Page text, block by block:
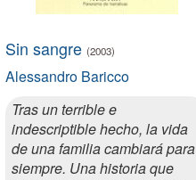
Sin sangre (2003)
Alessandro Baricco
Tras un terrible e
indescriptible hecho, la vida
de una familia cambiará para
siempre. Una historia que